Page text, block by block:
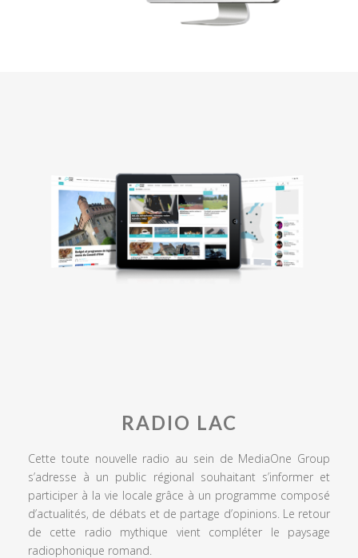
RADIO LAC
Cette toute nouvelle radio au sein de MediaOne Group
s’adresse à un public régional souhaitant s’informer et
participer à la vie locale grâce à un programme composé
d’actualités, de débats et de partage d’opinions. Le retour
de cette radio mythique vient compléter le paysage
radiophonique romand.